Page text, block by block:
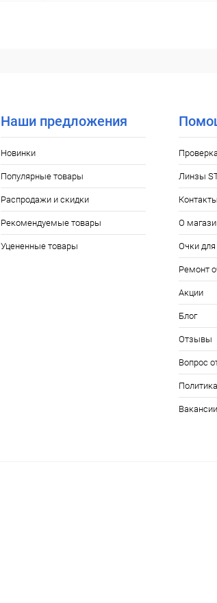
Наши предложения
Новинки
Популярные товары
Распродажи и скидки
Рекомендуемые товары
Уцененные товары
Линзы
Контакты
О
Очки
Ремонт
Акции
Блог
Отзывы
Вопрос
Вакансии